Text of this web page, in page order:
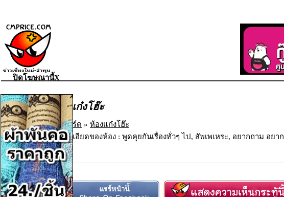
ห้องแก๋งโฮ๊ะ
เว็บบอร์ด » ห้องแก๋งโฮ๊ะ
รายละเอียดของห้อง : พูดคุยกันเรื่องทั่วๆ ไป, สัพเพเหระ, อยากถาม อยาก
ตอบ
ปิดโฆษณานี้X